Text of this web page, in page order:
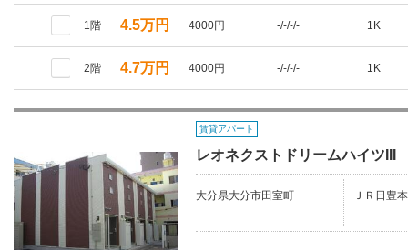
1階 4.5万円 4000円 -/-/-/- 1K
2階 4.7万円 4000円 -/-/-/- 1K
賃貸アパート
レオネクストドリームハイツIII
大分県大分市田室町 ＪＲ日豊